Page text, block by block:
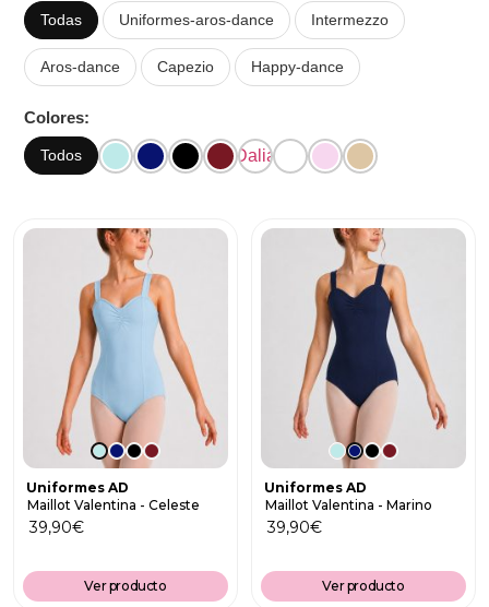
Todas Uniformes-aros-dance Intermezzo
Aros-dance Capezio Happy-dance
Colores:
Todos Dalia
Uniformes AD
Maillot Valentina - Celeste
39,90€
Ver producto
Uniformes AD
Maillot Valentina - Marino
39,90€
Ver producto